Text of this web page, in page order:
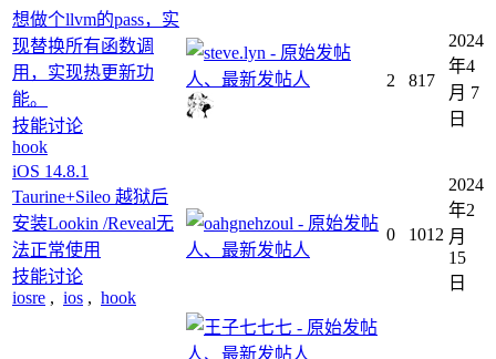
想做个llvm的pass，实
现替换所有函数调
用，实现热更新功
能。
技能讨论
hook
2 817
2024
年4
月 7
日
iOS 14.8.1
Taurine+Sileo 越狱后
安装Lookin /Reveal无
法正常使用
技能讨论
iosre , ios , hook
0 1012
2024
年2
月
15
日